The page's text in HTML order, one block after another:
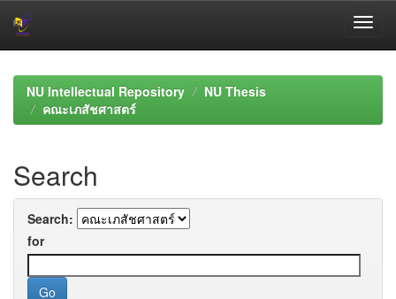
navigationNU Intellectual Repository
NU Thesis
คณะเภสัชศาสตร์
Search
Search:
for